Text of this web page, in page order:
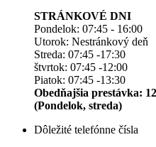
STRÁNKOVÉ DNI
Pondelok: 07:45 - 16:00
Utorok: Nestránkový deň
Streda: 07:45 -17:30
štvrtok: 07:45 -12:00
Piatok: 07:45 -13:30
Obedňajšia prestávka:
(Pondelok, streda)
Dôležité telefónne čísla